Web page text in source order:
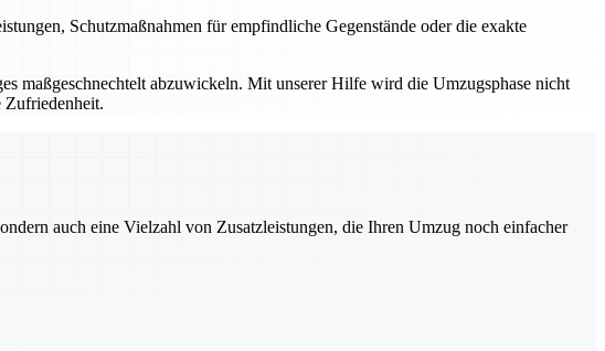
Schutzmaßnahmen für empfindliche Gegenstände oder die exakte
maßgeschnechtelt abzuwickeln. Mit unserer Hilfe wird die Umzugsphase nicht
Zufriedenheit.
auch eine Vielzahl von Zusatzleistungen, die Ihren Umzug noch einfacher